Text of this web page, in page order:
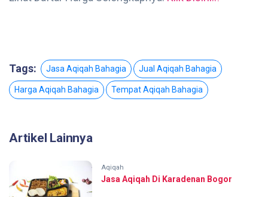
Tags: Jasa Aqiqah Bahagia Jual Aqiqah Bahagia
Harga Aqiqah Bahagia Tempat Aqiqah Bahagia
Artikel Lainnya
Aqiqah
Jasa Aqiqah Di Karadenan Bogor